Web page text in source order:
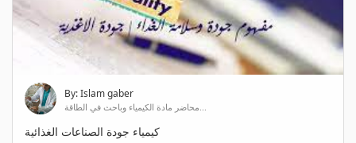
By: Islam gaber
محاضر مادة الكيمياء وباحث في الطاقة...
كيمياء جودة الصناعات الغذائية